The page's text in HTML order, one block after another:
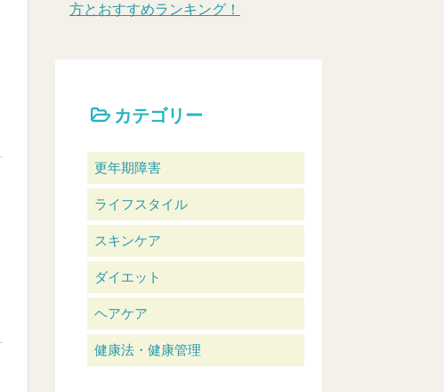
方とおすすめランキング！
カテゴリー
更年期障害
ライフスタイル
スキンケア
ダイエット
ヘアケア
健康法・健康管理